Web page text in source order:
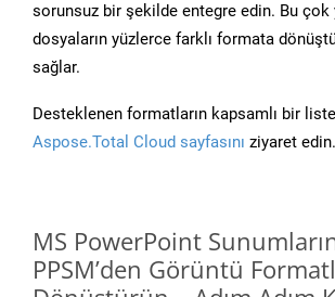
sorunsuz bir şekilde entegre edin. Bu çok
dosyaların yüzlerce farklı formata
sağlar.
Desteklenen formatların kapsamlı bir
Aspose.Total Cloud sayfasını ziyaret edin.
MS PowerPoint
PPSM’den Görüntü